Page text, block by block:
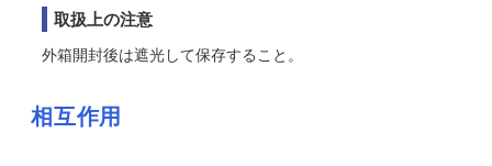
取扱上の注意
外箱開封後は遮光して保存すること。
相互作用